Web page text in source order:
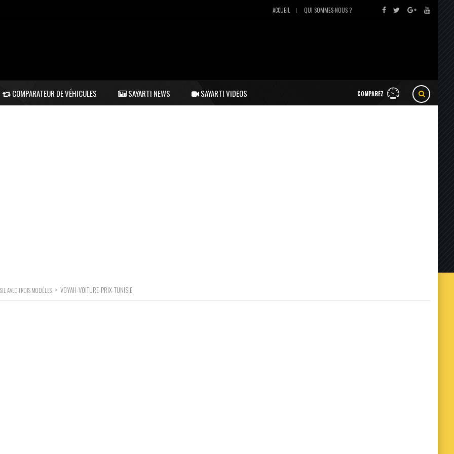
ACCUEIL QUI SOMMES-NOUS ?
COMPAREZ
COMPARATEUR DE VÉHICULES SAYARTI NEWS SAYARTI VIDEOS
AVEC TROIS MODÈLES > VOYAH-VOITURE-PRIX-TUNISIE